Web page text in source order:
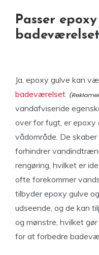
Passer
Ja, epoxy gulve kan
badeværelset
vandafvisende
over for fugt, er
vådområde. De
forhindrer
rengøring, hvilket er
ofte forekommer
tilbyder epoxy gulve
udseende, og de kan
og mønstre, hvilket
for at forbedre